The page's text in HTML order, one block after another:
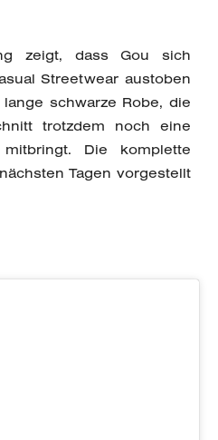
zeigt, dass Gou sich
Streetwear austoben
schwarze Robe, die
trotzdem noch eine
Die komplette
Tagen vorgestellt